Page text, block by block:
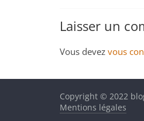
Laisser un
Vous devez vous
Copyright © 2022
Mentions légales